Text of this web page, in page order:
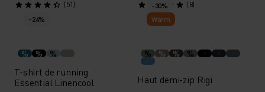
(51)
(8)
-24%
% % %
T-shirt de running
Essential Linencool
-30%
Warm
% % % %
Haut demi-zip Rigi